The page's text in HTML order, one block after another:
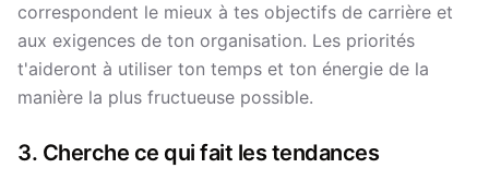
correspondent le mieux à tes objectifs de carrière et
aux exigences de ton organisation. Les priorités
t'aideront à utiliser ton temps et ton énergie de la
manière la plus fructueuse possible.
3. Cherche ce qui fait les tendances